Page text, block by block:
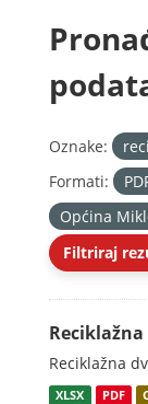
Oznake:
Formati:
Općina
Filtriraj
Reciklažna
XLSX PDF